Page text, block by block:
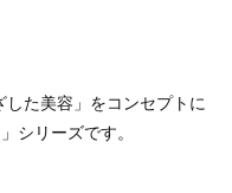
た美容」をコンセプトに
シリーズです。